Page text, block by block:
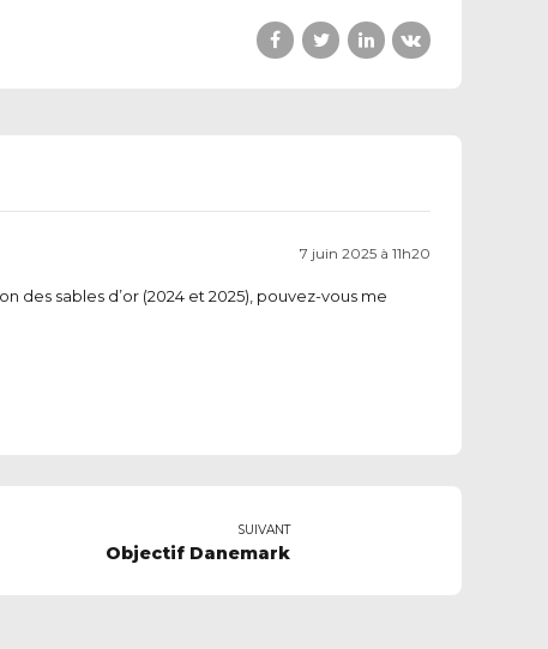
7 juin 2025 à 11h20
des sables d’or (2024 et 2025), pouvez-vous me
SUIVANT
Objectif Danemark